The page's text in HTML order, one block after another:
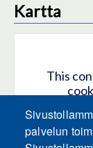
Kartta
This
palvelun